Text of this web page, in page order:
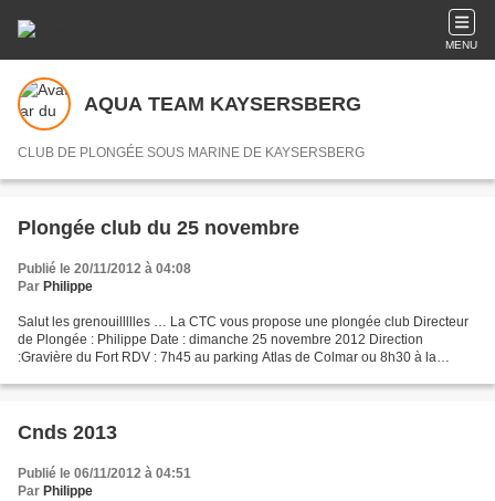
MENU
AQUA TEAM KAYSERSBERG
CLUB DE PLONGÉE SOUS MARINE DE KAYSERSBERG
Plongée club du 25 novembre
Publié le 20/11/2012 à 04:08
Par Philippe
Salut les grenouillllles … La CTC vous propose une plongée club Directeur
de Plongée : Philippe Date : dimanche 25 novembre 2012 Direction
:Gravière du Fort RDV : 7h45 au parking Atlas de Colmar ou 8h30 à la
Cnds 2013
Publié le 06/11/2012 à 04:51
Par Philippe